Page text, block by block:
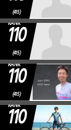
(415)
RANK
110
(415)
RANK
110
(415)
RANK
110